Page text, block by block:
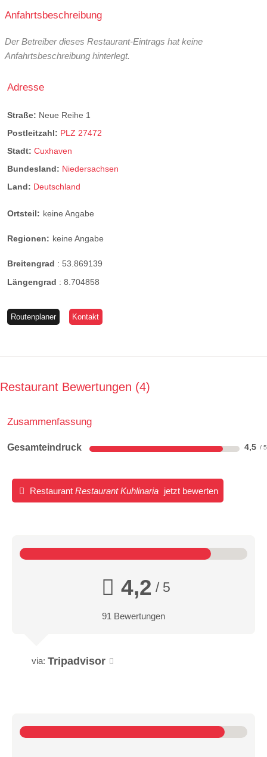
Anfahrtsbeschreibung
Der Betreiber dieses Restaurant-Eintrags hat keine
Anfahrtsbeschreibung hinterlegt.
Adresse
Straße: Neue Reihe 1
Postleitzahl: PLZ 27472
Stadt: Cuxhaven
Bundesland: Niedersachsen
Land: Deutschland
Ortsteil: keine Angabe
Regionen: keine Angabe
Breitengrad : 53.869139
Längengrad : 8.704858
Routenplaner Kontakt
Restaurant Bewertungen 4
Zusammenfassung
Gesamteindruck 4,5
Restaurant Restaurant Kuhlinaria jetzt bewerten
4,2 / 5
91 Bewertungen
via: Tripadvisor